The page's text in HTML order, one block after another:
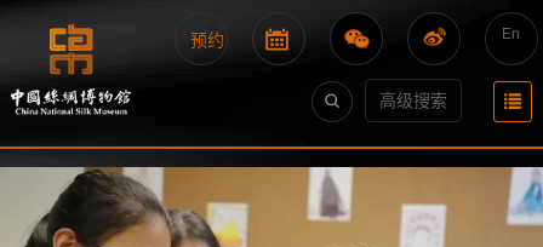
En
预约
高级搜索